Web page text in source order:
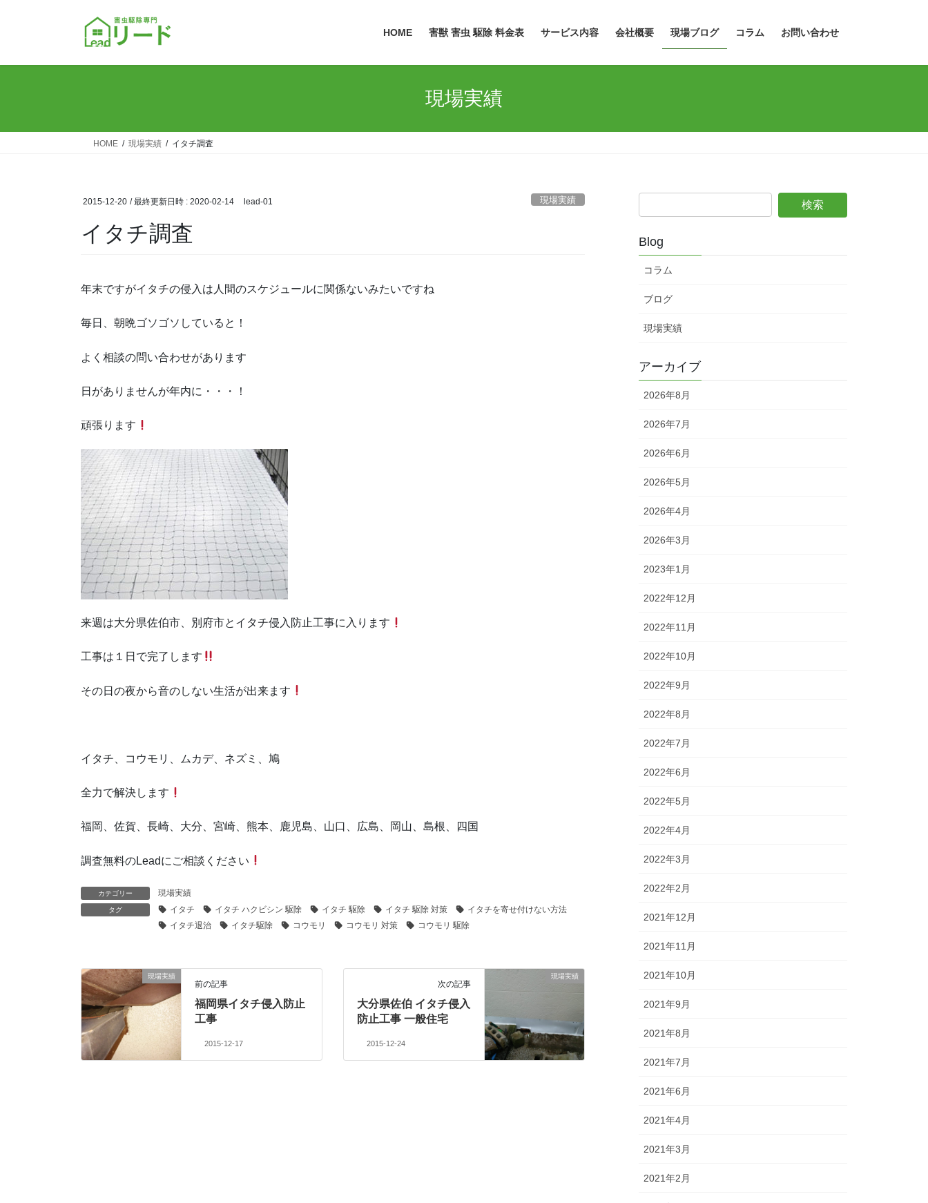
HOME 害獣 害虫 駆除 料金表 サービス内容 会社概要 現場ブログ コラム お問い合わせ
現場実績
HOME 現場実績 イタチ調査
2015-12-20 / 最終更新日時 : 2020-02-14 lead-01 現場実績
イタチ調査
年末ですがイタチの侵入は人間のスケジュールに関係ないみたいですね
毎日、朝晩ゴソゴソしていると！
よく相談の問い合わせがあります
日がありませんが年内に・・・！
頑張ります
来週は大分県佐伯市、別府市とイタチ侵入防止工事に入ります
工事は１日で完了します
その日の夜から音のしない生活が出来ます
イタチ、コウモリ、ムカデ、ネズミ、鳩
全力で解決します
福岡、佐賀、長崎、大分、宮崎、熊本、鹿児島、山口、広島、岡山、島根、四国
調査無料のLeadにご相談ください
カテゴリー 現場実績
タグ イタチ イタチ ハクビシン 駆除 イタチ 駆除 イタチ 駆除 対策
イタチを寄せ付けない方法
イタチ退治
イタチ駆除 コウモリ コウモリ 対策 コウモリ 駆除
現場実績
前の記事
福岡県イタチ侵入防止
工事
2015-12-17
現場実績
次の記事
大分県佐伯 イタチ侵入
防止工事 一般住宅
2015-12-24
Blog
コラム
ブログ
現場実績
アーカイブ
2026年8月
2026年7月
2026年6月
2026年5月
2026年4月
2026年3月
2023年1月
2022年12月
2022年11月
2022年10月
2022年9月
2022年8月
2022年7月
2022年6月
2022年5月
2022年4月
2022年3月
2022年2月
2021年12月
2021年11月
2021年10月
2021年9月
2021年8月
2021年7月
2021年6月
2021年4月
2021年3月
2021年2月